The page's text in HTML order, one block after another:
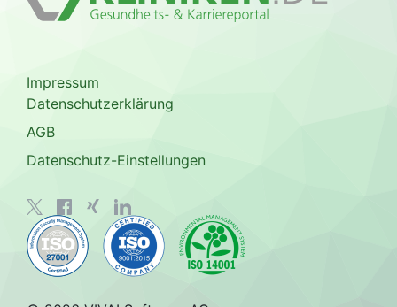
Impressum
Datenschutzerklärung
AGB
Datenschutz-Einstellungen